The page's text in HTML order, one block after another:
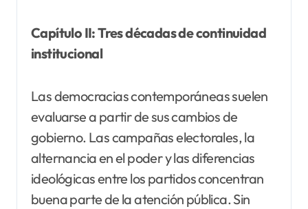
Capítulo II: Tres décadas de continuidad
institucional
Las democracias contemporáneas suelen
evaluarse a partir de sus cambios de
gobierno. Las campañas electorales, la
alternancia en el poder y las diferencias
ideológicas entre los partidos concentran
buena parte de la atención pública. Sin